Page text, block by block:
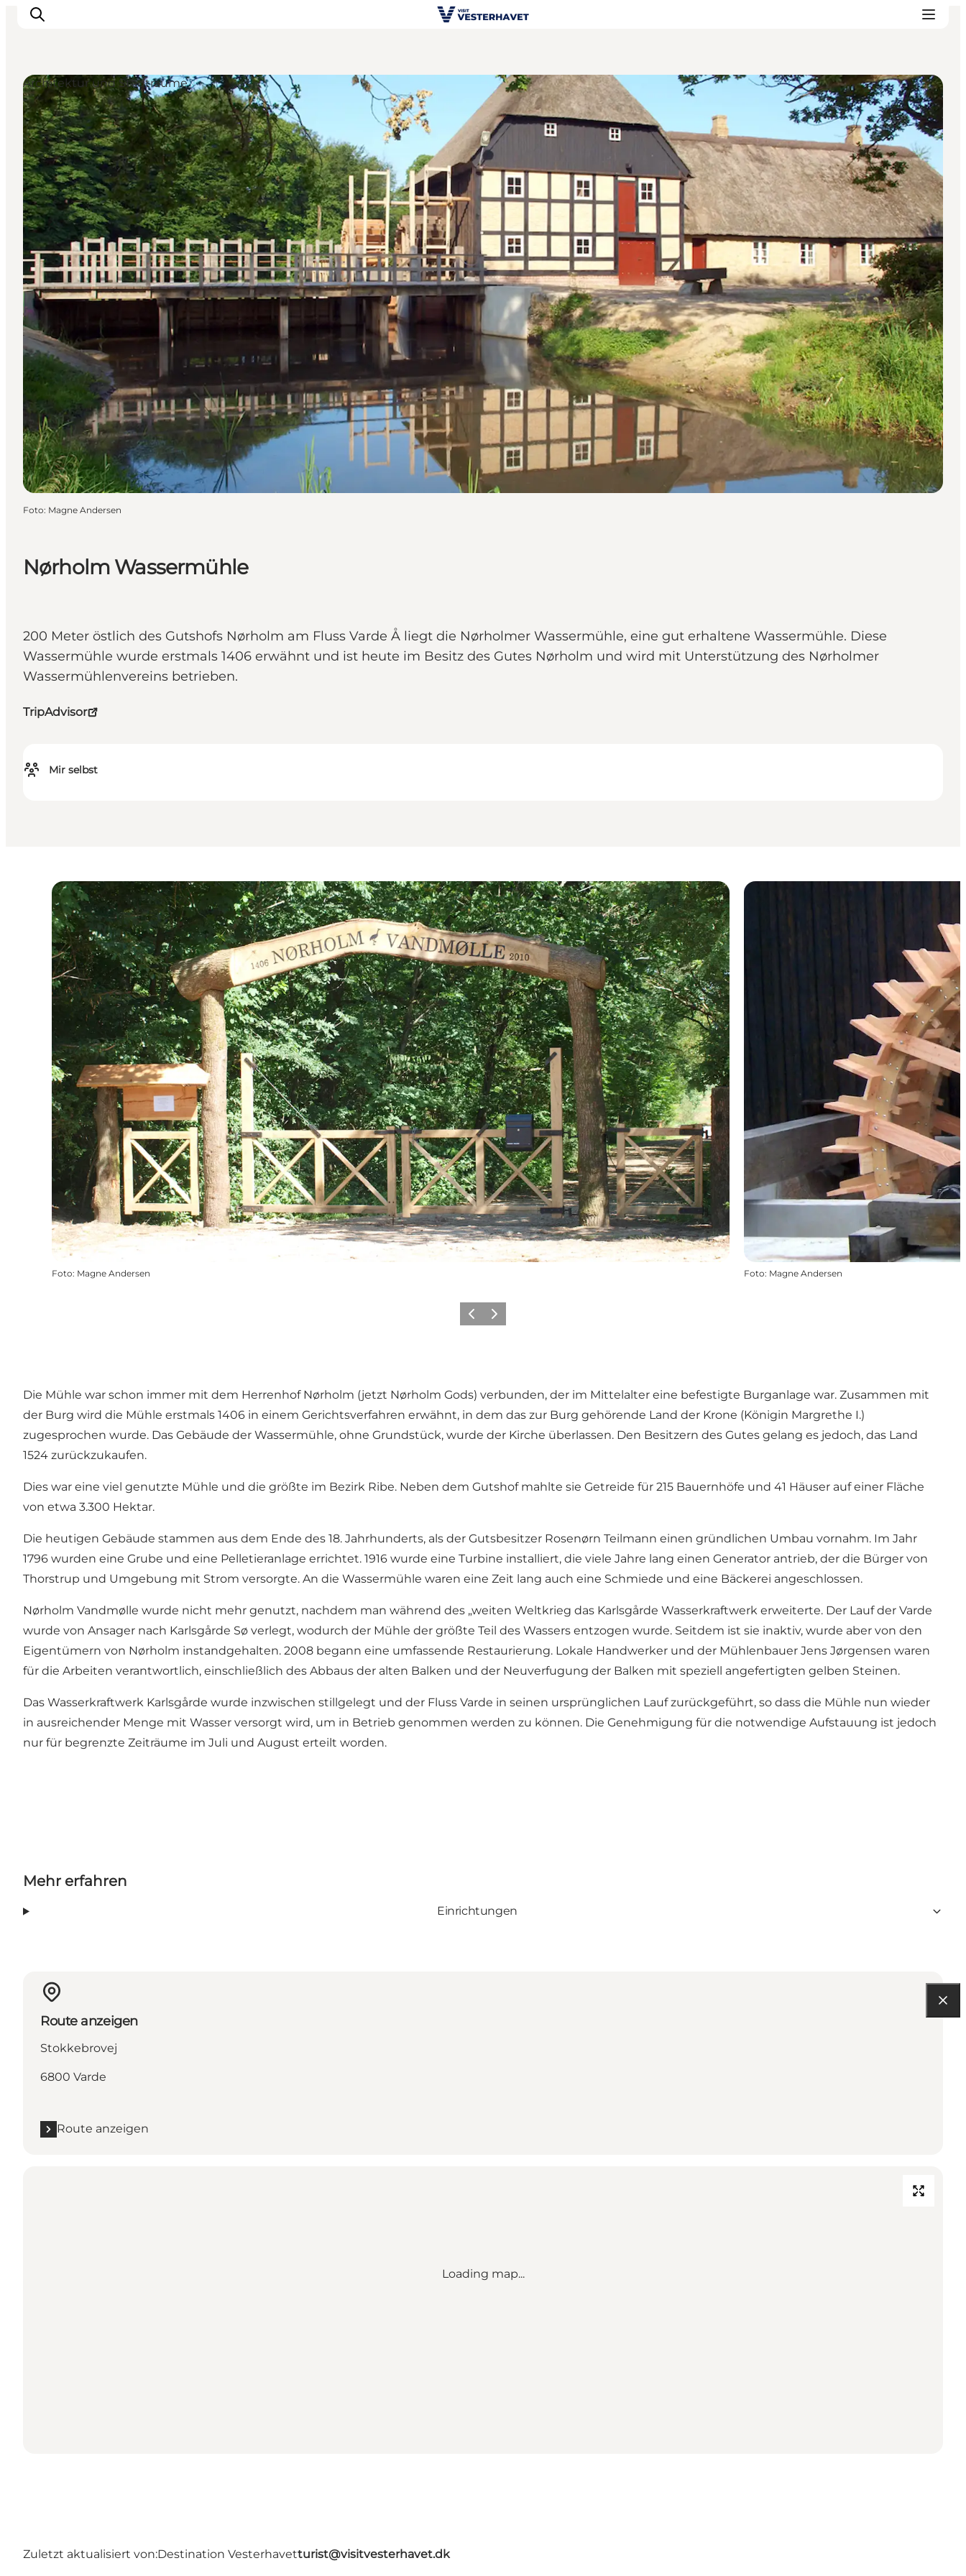
Events
Erlebnisse
Unsere Städte
Essen & Übernachtung
Tickets kaufen
Plane deine Reise
Nørholm Wassermühle
200 Meter östlich des Gutshofs Nørholm am Fluss Varde Å liegt die Nørholmer Wassermühle, eine gut erhaltene Wassermühle. Diese
Wassermühle wurde erstmals 1406 erwähnt und ist heute im Besitz des Gutes Nørholm und wird mit Unterstützung des Nørholmer
Wassermühlenvereins betrieben.
TripAdvisor
Mir selbst
Architektur und Stadträume
Foto: Magne Andersen
Foto: Magne Andersen Foto: Magne Andersen
ZurückWeiter
Die Mühle war schon immer mit dem Herrenhof Nørholm (jetzt Nørholm Gods) verbunden, der im Mittelalter eine befestigte Burganlage war. Zusammen mit
der Burg wird die Mühle erstmals 1406 in einem Gerichtsverfahren erwähnt, in dem das zur Burg gehörende Land der Krone (Königin Margrethe I.)
zugesprochen wurde. Das Gebäude der Wassermühle, ohne Grundstück, wurde der Kirche überlassen. Den Besitzern des Gutes gelang es jedoch, das Land
1524 zurückzukaufen.
Dies war eine viel genutzte Mühle und die größte im Bezirk Ribe. Neben dem Gutshof mahlte sie Getreide für 215 Bauernhöfe und 41 Häuser auf einer Fläche
von etwa 3.300 Hektar.
Die heutigen Gebäude stammen aus dem Ende des 18. Jahrhunderts, als der Gutsbesitzer Rosenørn Teilmann einen gründlichen Umbau vornahm. Im Jahr
1796 wurden eine Grube und eine Pelletieranlage errichtet. 1916 wurde eine Turbine installiert, die viele Jahre lang einen Generator antrieb, der die Bürger von
Thorstrup und Umgebung mit Strom versorgte. An die Wassermühle waren eine Zeit lang auch eine Schmiede und eine Bäckerei angeschlossen.
Nørholm Vandmølle wurde nicht mehr genutzt, nachdem man während des „weiten Weltkrieg das Karlsgårde Wasserkraftwerk erweiterte. Der Lauf der Varde
wurde von Ansager nach Karlsgårde Sø verlegt, wodurch der Mühle der größte Teil des Wassers entzogen wurde. Seitdem ist sie inaktiv, wurde aber von den
Eigentümern von Nørholm instandgehalten. 2008 begann eine umfassende Restaurierung. Lokale Handwerker und der Mühlenbauer Jens Jørgensen waren
für die Arbeiten verantwortlich, einschließlich des Abbaus der alten Balken und der Neuverfugung der Balken mit speziell angefertigten gelben Steinen.
Das Wasserkraftwerk Karlsgårde wurde inzwischen stillgelegt und der Fluss Varde in seinen ursprünglichen Lauf zurückgeführt, so dass die Mühle nun wieder
in ausreichender Menge mit Wasser versorgt wird, um in Betrieb genommen werden zu können. Die Genehmigung für die notwendige Aufstauung ist jedoch
nur für begrenzte Zeiträume im Juli und August erteilt worden.
Mehr erfahren
Einrichtungen
Route anzeigen
Stokkebrovej
6800 Varde
Route anzeigen
Loading map...
Zuletzt aktualisiert von:Destination Vesterhavetturist@visitvesterhavet.dk